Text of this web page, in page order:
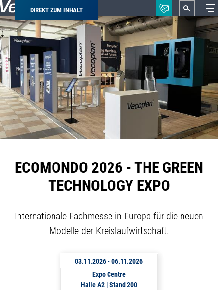
DIREKT ZUM INHALT
Pfadnavigation
ECOMONDO 2026 - THE GREEN
TECHNOLOGY EXPO
Internationale Fachmesse in Europa für die neuen
Modelle der Kreislaufwirtschaft.
03.11.2026-06.11.2026
Expo Centre
Halle A2 | Stand 200